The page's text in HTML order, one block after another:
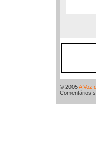
© 2005A Voz
Comentários